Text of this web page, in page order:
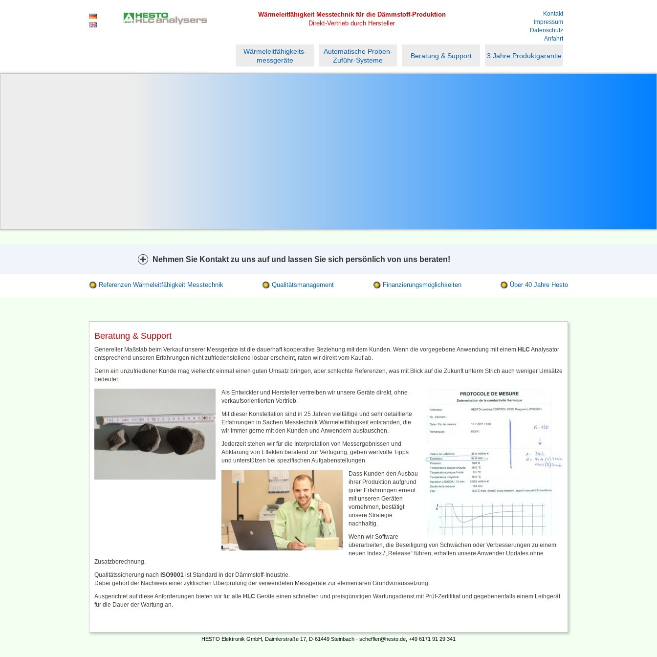
Wärmeleitfähigkeit Messtechnik für die Dämmstoff-Produktion
Direkt-Vertrieb durch Hersteller
Kontakt
Impressum
Datenschutz
Anfahrt
Wärmeleitfähigkeits-
messgeräte
Automatische Proben-
Zuführ-Systeme
Beratung & Support 3 Jahre Produktgarantie
Nehmen Sie Kontakt zu uns auf und lassen Sie sich persönlich von uns beraten!
Referenzen Wärmeleitfähigkeit Messtechnik Qualitätsmanagement Finanzierungsmöglichkeiten Über 40 Jahre Hesto
Beratung & Support
Genereller Maßstab beim Verkauf unserer Messgeräte ist die dauerhaft kooperative Beziehung mit dem Kunden. Wenn die vorgegebene Anwendung mit einem HLC Analysator
entsprechend unseren Erfahrungen nicht zufriedenstellend lösbar erscheint, raten wir direkt vom Kauf ab.
Denn ein unzufriedener Kunde mag vielleicht einmal einen guten Umsatz bringen, aber schlechte Referenzen, was mit Blick auf die Zukunft unterm Strich auch weniger Umsätze
bedeutet.
Als Entwickler und Hersteller vertreiben wir unsere Geräte direkt, ohne
verkaufsorientierten Vertrieb.
Mit dieser Konstellation sind in 25 Jahren vielfältige und sehr detaillierte
Erfahrungen in Sachen Messtechnik Wärmeleitfähigkeit entstanden, die
wir immer gerne mit den Kunden und Anwendern austauschen.
Jederzeit stehen wir für die Interpretation von Messergebnissen und
Abklärung von Effekten beratend zur Verfügung, geben wertvolle Tipps
und unterstützen bei spezifischen Aufgabenstellungen.
Dass Kunden den Ausbau
ihrer Produktion aufgrund
guter Erfahrungen erneut
mit unseren Geräten
vornehmen, bestätigt
unsere Strategie
nachhaltig.
Wenn wir Software
überarbeiten, die Beseitigung von Schwächen oder Verbesserungen zu einem
neuen Index / „Release“ führen, erhalten unsere Anwender Updates ohne
Zusatzberechnung.
Qualitätssicherung nach ISO9001 ist Standard in der Dämmstoff-Industrie.
Dabei gehört der Nachweis einer zyklischen Überprüfung der verwendeten Messgeräte zur elementaren Grundvoraussetzung.
Ausgerichtet auf diese Anforderungen bieten wir für alle HLC Geräte einen schnellen und preisgünstigen Wartungsdienst mit Prüf-Zertifikat und gegebenenfalls einem Leihgerät
für die Dauer der Wartung an.
HESTO Elektronik GmbH, Daimlerstraße 17, D-61449 Steinbach - scheffler@hesto.de, +49 6171 91 29 341